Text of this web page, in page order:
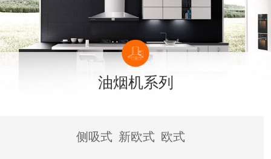
油烟机系列
侧吸式 新欧式 欧式